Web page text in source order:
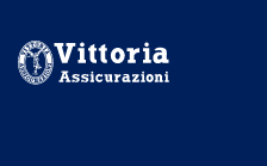
menu
contenuto
footer